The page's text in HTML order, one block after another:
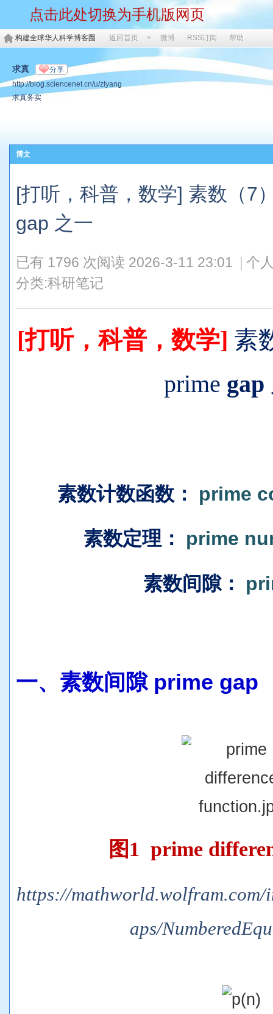
点击此处切换为手机版网页
构建全球华人科学博客圈 返回首页 微博 RSS订阅 帮助
求真 分享
http://blog.sciencenet.cn/u/zlyang
求真务实
博文
[打听，科普，数学] 素数（7
gap 之一
已有 1796 次阅读 2026-3-11 23:01
个
分类:科研笔记
[打听，科普，数学] 素
prime gap
素数计数函数 ： prime
素数定理 ： prime
素数间隙：
一、 素数间隙 prime gap
图1 prime
https://mathworld.wolfram.com/
aps/